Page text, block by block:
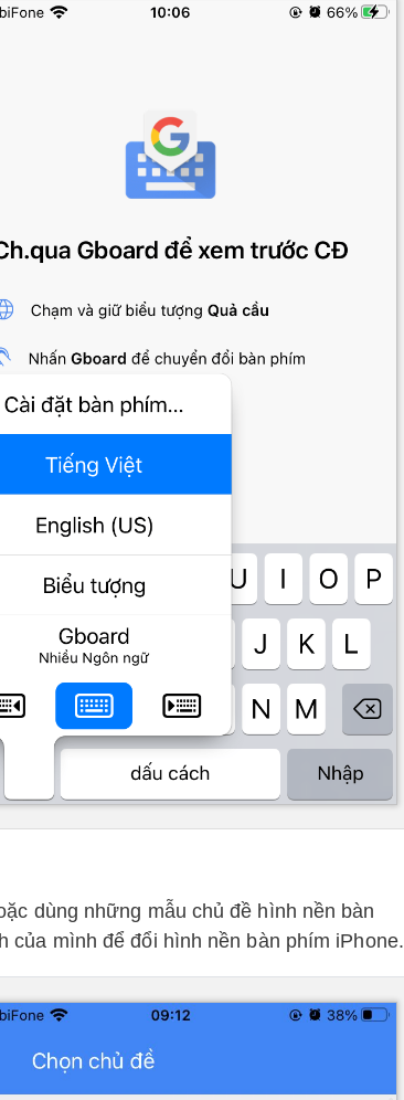
dùng những mẫu chủ đề hình nền bàn
mình để đổi hình nền bàn phím iPhone.